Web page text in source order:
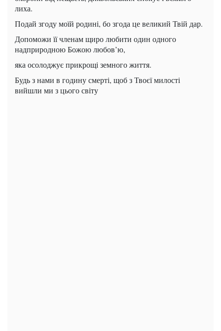
лиха.
Подай згоду моїй родині, бо згода це великий Твій дар.
Допоможи її членам щиро любити один одного
надприродною Божою любов’ю,
яка осолоджує прикрощі земного життя.
Будь з нами в годину смерті, щоб з Твоєї милості
вийшли ми з цього світу